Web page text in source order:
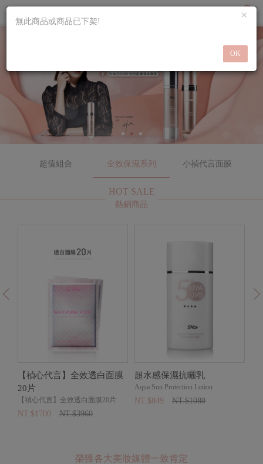
0
超值組合 全效保濕系列 小禎代言面膜
HOT SALE
熱銷商品
【禎心代言】全效透白面膜
20片
【禎心代言】全效透白面膜20片
NT.$1700 NT.$3960
超水感保濕抗曬乳
Aqua Sun Protection Lotion
NT.$849 NT.$1080
榮獲各大美妝媒體一致肯定
×
無此商品或商品已下架!
OK